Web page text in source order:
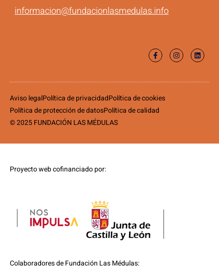
informacion@fundacionlasmedulas.info
Aviso legalPolítica de privacidadPolítica de cookies
Política de protección de datosPolítica de calidad
© 2025 FUNDACIÓN LAS MÉDULAS
Proyecto web cofinanciado por:
Colaboradores de Fundación Las Médulas: